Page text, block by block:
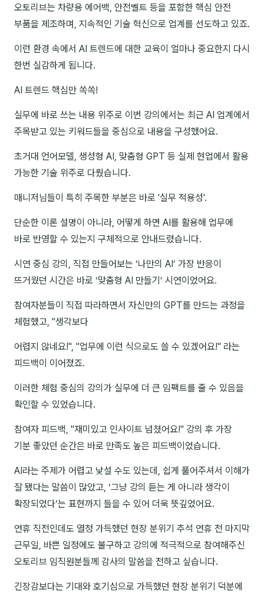
김경태
김소연
김의중
김종무
김지혜
김휘
노준영
박혜랑
오미영
윤석현
은종성
이상미
이옥겸
임아라
전승빈
정일영
조은아
진나하
최지혜
오토리브는 차량용 에어백, 안전벨트 등을 포함한 핵심 안전
부품을 제조하며, 지속적인 기술 혁신으로 업계를 선도하고 있죠.
이런 환경 속에서 AI 트렌드에 대한 교육이 얼마나 중요한지 다시
한번 실감하게 됩니다.
AI 트렌드 핵심만 쏙쏙!
실무에 바로 쓰는 내용 위주로 이번 강의에서는 최근 AI 업계에서
주목받고 있는 키워드들을 중심으로 내용을 구성했어요.
초거대 언어모델, 생성형 AI, 맞춤형 GPT 등 실제 현업에서 활용
가능한 기술 위주로 다뤘습니다.
매니저님들이 특히 주목한 부분은 바로 '실무 적용성'.
단순한 이론 설명이 아니라, 어떻게 하면 AI를 활용해 업무에
바로 반영할 수 있는지 구체적으로 안내드렸습니다.
시연 중심 강의, 직접 만들어보는 ‘나만의 AI’ 가장 반응이
뜨거웠던 시간은 바로 ‘맞춤형 AI 만들기’ 시연이었어요.
참여자분들이 직접 따라하면서 자신만의 GPT를 만드는 과정을
체험했고, "생각보다
어렵지 않네요!", "업무에 이런 식으로도 쓸 수 있겠어요!" 라는
피드백이 이어졌죠.
이러한 체험 중심의 강의가 실무에 더 큰 임팩트를 줄 수 있음을
확인할 수 있었습니다.
참여자 피드백, "재미있고 인사이트 넘쳤어요!" 강의 후 가장
기분 좋았던 순간은 바로 만족도 높은 피드백이었습니다.
AI라는 주제가 어렵고 낯설 수도 있는데, 쉽게 풀어주셔서 이해가
잘 됐다는 말씀이 많았고, ‘그냥 강의 듣는 게 아니라 생각이
확장되었다’는 표현까지 들을 수 있어 더욱 뜻깊었어요.
연휴 직전인데도 열정 가득했던 현장 분위기 추석 연휴 전 마지막
근무일, 바쁜 일정에도 불구하고 강의에 적극적으로 참여해주신
오토리브 임직원분들께 감사의 말씀을 전하고 싶습니다.
긴장감보다는 기대와 호기심으로 가득했던 현장 분위기 덕분에